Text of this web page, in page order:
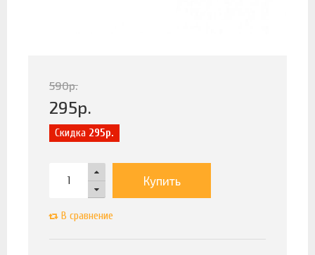
590р.
295р.
Скидка 295р.
Купить
В сравнение